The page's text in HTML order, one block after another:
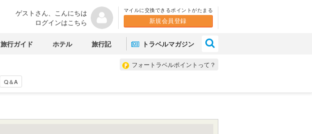
ゲストさん、 こんにちは
ログインはこちら
マイルに交換できるポイントがたまる
新規会員登録
旅行ガイド ホテル 旅行記 トラベルマガジン
フォートラベルポイントって？
Q＆A